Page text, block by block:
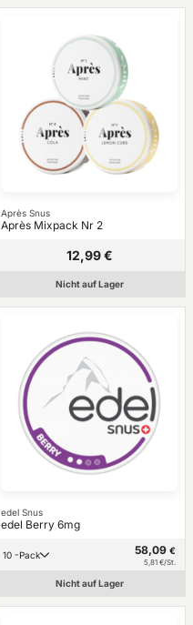
Après Snus
Après Mixpack Nr 2
12,99 €
Nicht auf Lager
edel Snus
edel Berry 6mg
10 -Pack 58,09 €
5,81 €/St.
Nicht auf Lager